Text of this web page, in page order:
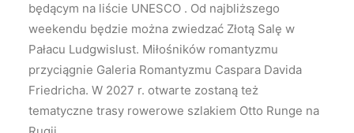
będącym na liście UNESCO . Od najbliższego
weekendu będzie można zwiedzać Złotą Salę w
Pałacu Ludgwislust. Miłośników romantyzmu
przyciągnie Galeria Romantyzmu Caspara Davida
Friedricha. W 2027 r. otwarte zostaną też
tematyczne trasy rowerowe szlakiem Otto Runge na